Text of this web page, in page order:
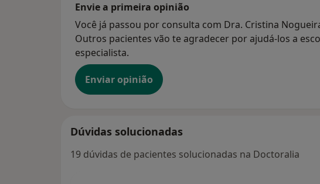
Envie a primeira opinião
Você já passou por consulta com Dra. Cristina
Outros pacientes vão te agradecer por ajudá-los a
especialista.
Enviar opinião
Dúvidas solucionadas
19 dúvidas de pacientes solucionadas na Doctoralia